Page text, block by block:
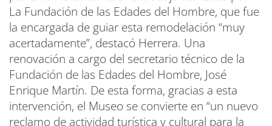
La Fundación de las Edades del Hombre, que fue
la encargada de guiar esta remodelación “muy
acertadamente”, destacó Herrera. Una
renovación a cargo del secretario técnico de la
Fundación de las Edades del Hombre, José
Enrique Martín. De esta forma, gracias a esta
intervención, el Museo se convierte en “un nuevo
reclamo de actividad turística y cultural para la